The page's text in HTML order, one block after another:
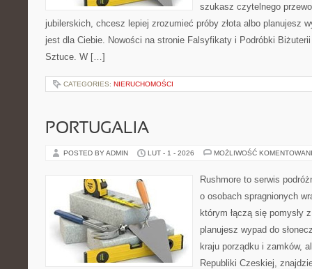
szukasz czytelnego
jubilerskich, chcesz lepiej zrozumieć próby złota albo planujesz
jest dla Ciebie. Nowości na stronie Falsyfikaty i Podróbki
Sztuce. W […]
CATEGORIES: NIERUCHOMOŚCI
PORTUGALIA
POSTED BY ADMIN LUT - 1 - 2026 MOŻLIWOŚĆ
Rushmore to serwis
o osobach spragnionych
którym łączą się pomysły
planujesz wypad do
kraju porządku i zamków,
Republiki Czeskiej,